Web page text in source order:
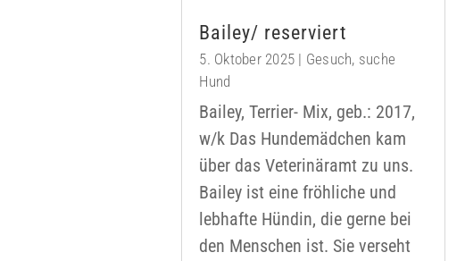
Bailey/ reserviert
5. Oktober 2025 | Gesuch, suche
Hund
Bailey, Terrier- Mix, geb.: 2017,
w/k Das Hundemädchen kam
über das Veterinäramt zu uns.
Bailey ist eine fröhliche und
lebhafte Hündin, die gerne bei
den Menschen ist. Sie verseht